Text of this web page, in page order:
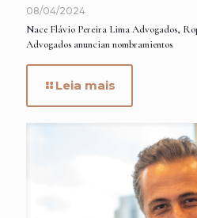
08/04/2024
Nace Flávio Pereira Lima Advogados,
Advogados anuncian nombramientos
Leia mais